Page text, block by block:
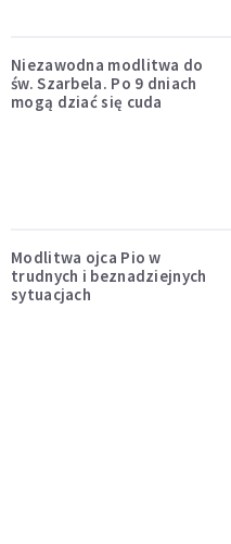
Niezawodna modlitwa do
św. Szarbela. Po 9 dniach
mogą dziać się cuda
Modlitwa ojca Pio w
trudnych i beznadziejnych
sytuacjach